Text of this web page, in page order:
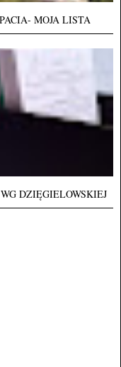
MOJA LISTA
DZIĘGIELOWSKIEJ